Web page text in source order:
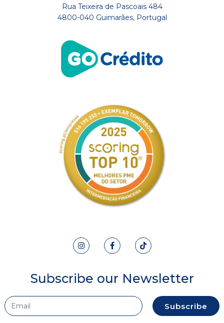
Rua Teixeira de Pascoais 484
4800-040 Guimarães, Portugal
Subscribe our Newsletter
Subscribe